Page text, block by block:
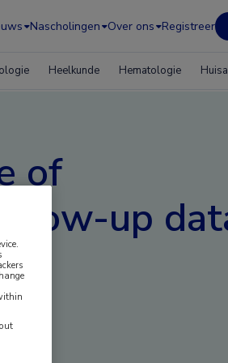
Nascholingen Over ons Registreer
Heelkunde Hematologie
of
up